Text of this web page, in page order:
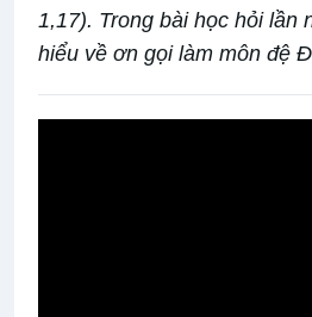
1,17). Trong bài học hỏi lần
hiểu về ơn gọi làm môn đệ